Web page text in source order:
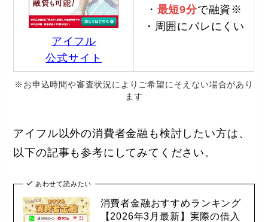
アイフル
公式サイト
・ 最短9分で融資※
・周囲にバレにくい
※お申込時間や審査状況によりご希望にそえない場合があり
ます
アイフル以外の消費者金融も検討したい方は、
以下の記事も参考にしてみてください。
あわせて読みたい
消費者金融おすすめランキング
【2026年3月最新】実際の借入